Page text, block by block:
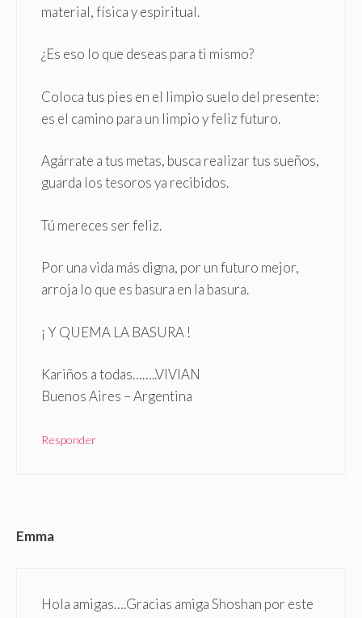
material, física y espiritual.
¿Es eso lo que deseas para ti mismo?
Coloca tus pies en el limpio suelo del presente:
es el camino para un limpio y feliz futuro.
Agárrate a tus metas, busca realizar tus sueños,
guarda los tesoros ya recibidos.
Tú mereces ser feliz.
Por una vida más digna, por un futuro mejor,
arroja lo que es basura en la basura.
¡ Y QUEMA LA BASURA !
Kariños a todas……..VIVIAN
Buenos Aires – Argentina
Responder
Emma
Hola amigas….Gracias amiga Shoshan por este